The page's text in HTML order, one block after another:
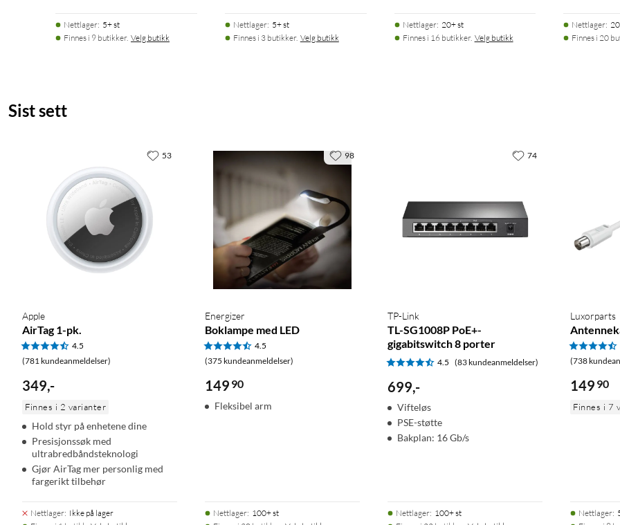
Nettlager: 5+ st
Finnes i 9 butikker. Velg butikk
Nettlager: 5+ st
Finnes i 3 butikker. Velg butikk
Nettlager: 20+ st
Finnes i 16 butikker. Velg butikk
Nettlager:
Finnes i 20
Sist sett
Apple
AirTag 1-pk.
4.5
(781 kundeanmeldelser)
349,-
Finnes i 2 varianter
Hold styr på enhetene dine
Presisjonssøk med
ultrabredbåndsteknologi
Gjør AirTag mer personlig med
fargerikt tilbehør
Nettlager: Ikke på lager
53
Energizer
Boklampe med LED
4.5
(375 kundeanmeldelser)
149 90
Fleksibel arm
Nettlager: 100+ st
98
TP-Link
TL-SG1008P PoE+-
gigabitswitch 8 porter
4.5 (83 kundeanmeldelser)
699,-
Vifteløs
PSE-støtte
Bakplan: 16 Gb/s
Nettlager: 100+ st
74
Luxorparts
(738
149 90
Finnes i 7
Nettlager: